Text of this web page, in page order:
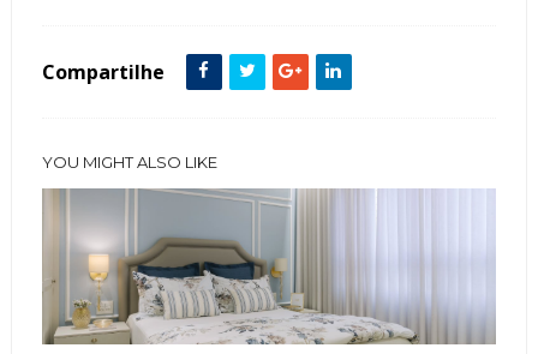
Compartilhe
YOU MIGHT ALSO LIKE